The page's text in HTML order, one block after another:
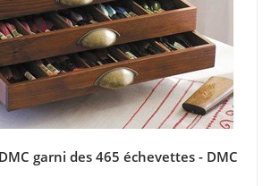
garni des 465 échevettes - DMC